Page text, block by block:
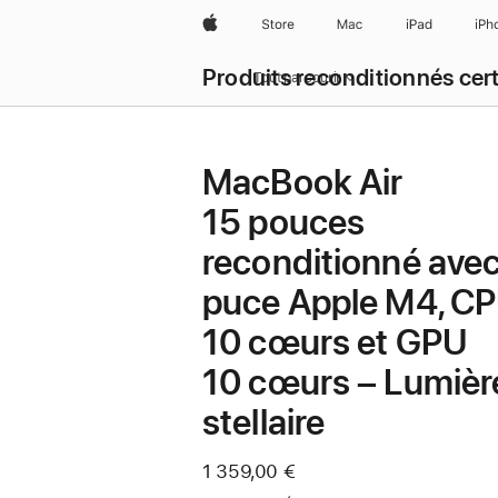
AppleStore Mac iPad
Produits reconditionnés
Tout parcourir
MacBook Air
15 pouces
reconditionné
puce Apple M4,
10 cœurs et GPU
10 cœurs –
stellaire
Maintenant
1 359,00 €